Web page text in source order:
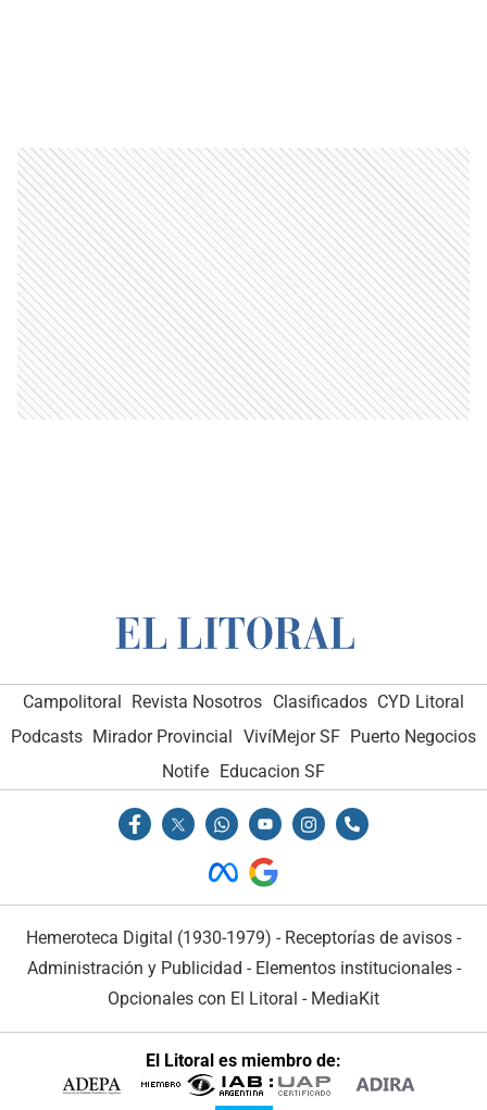
Campolitoral Revista Nosotros Clasificados CYD Litoral
Podcasts Mirador Provincial VivíMejor SF Puerto Negocios
Notife Educacion SF
Hemeroteca Digital (1930-1979) - Receptorías de avisos -
Administración y Publicidad - Elementos institucionales-
Opcionales con El Litoral - MediaKit
El Litoral es miembro de: